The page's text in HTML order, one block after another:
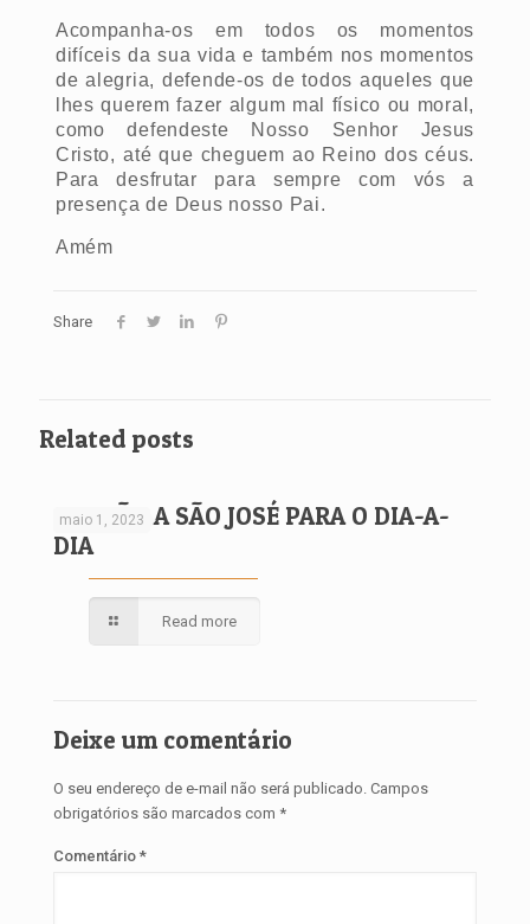
Acompanha-os em todos os momentos
difíceis da sua vida e também nos momentos
de alegria, defende-os de todos aqueles que
lhes querem fazer algum mal físico ou moral,
como defendeste Nosso Senhor Jesus
Cristo, até que cheguem ao Reino dos céus.
Para desfrutar para sempre com vós a
presença de Deus nosso Pai.
Amém
Share
Related posts
maio 1, 2023
ORAÇÃO A SÃO JOSÉ PARA O DIA-A-
DIA
Read more
Deixe um comentário
O seu endereço de e-mail não será publicado. Campos
obrigatórios são marcados com *
Comentário *